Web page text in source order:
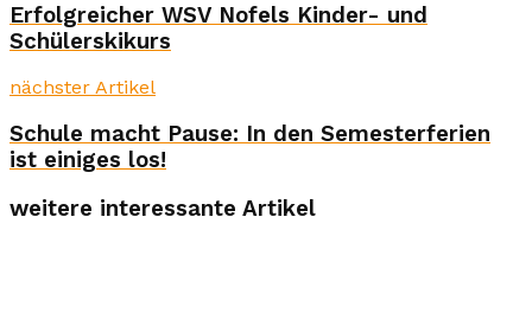
Erfolgreicher WSV Nofels Kinder- und
Schülerskikurs
nächster Artikel
Schule macht Pause: In den Semesterferien
ist einiges los!
weitere interessante Artikel